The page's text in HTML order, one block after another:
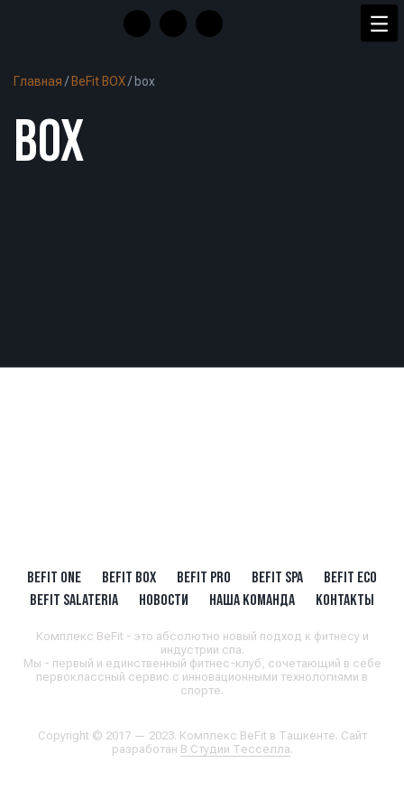
Главная / BeFit BOX/ box
BOX
BEFIT ONE BEFIT BOX BEFIT PRO BEFIT SPA
BEFIT ECO
BEFIT SALATERIA
НОВОСТИ НАША КОМАНДА КОНТАКТЫ
Комплекс BeFit - это абсолютно новый подход к фитнесу и
индустрии спа.
Мы - первый и единственный фитнес-клуб, сочетающий в себе
первоклассный сервис с инновационными технологиями в
спорте.
Copyright © 2017 — 2023. Комплекс BeFit в Ташкенте. Сайт
разработан В Студии Тесселла.